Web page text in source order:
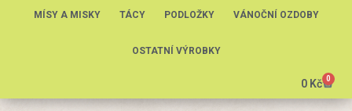
MÍSY A MISKY TÁCY PODLOŽKY VÁNOČNÍ OZDOBY
OSTATNÍ VÝROBKY
0 Kč 0